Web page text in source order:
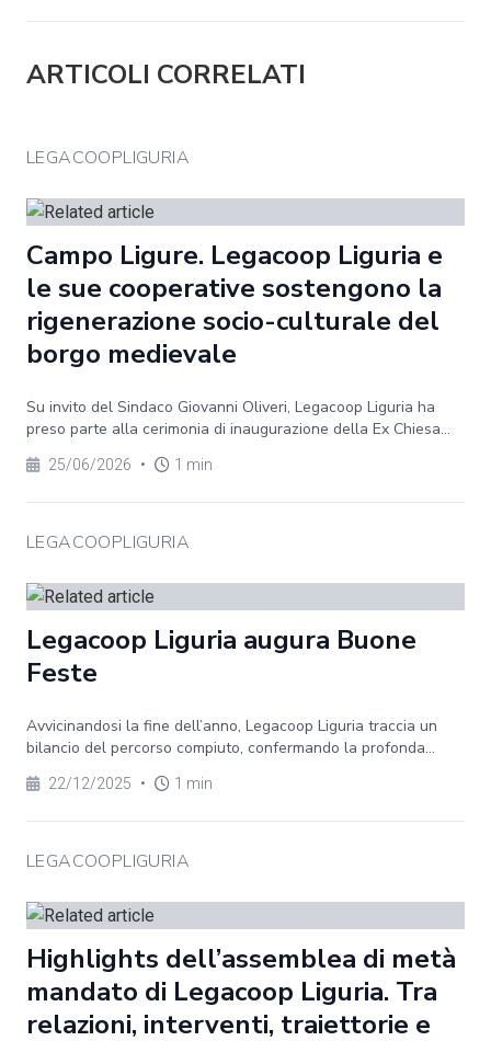
ARTICOLI CORRELATI
LEGACOOPLIGURIA
Campo Ligure. Legacoop Liguria e
le sue cooperative sostengono la
rigenerazione socio-culturale del
borgo medievale
Su invito del Sindaco Giovanni Oliveri, Legacoop Liguria ha
preso parte alla cerimonia di inaugurazione della Ex Chiesa...
25/06/2026 • 1 min
LEGACOOPLIGURIA
Legacoop Liguria augura Buone
Feste
Avvicinandosi la fine dell’anno, Legacoop Liguria traccia un
bilancio del percorso compiuto, confermando la profonda...
22/12/2025 • 1 min
LEGACOOPLIGURIA
Highlights dell’assemblea di metà
mandato di Legacoop Liguria. Tra
relazioni, interventi, traiettorie e